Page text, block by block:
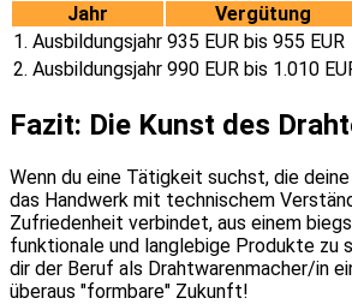
Jahr
Vergütung
1. Ausbildungsjahr 935 EUR bis 955 EUR
2. Ausbildungsjahr 990 EUR bis 1.010
Fazit: Die Kunst des
Wenn du eine Tätigkeit suchst, die
das Handwerk mit technischem
Zufriedenheit verbindet, aus einem
funktionale und langlebige Produkte zu
dir der Beruf als Drahtwarenmacher/in
überaus "formbare" Zukunft!